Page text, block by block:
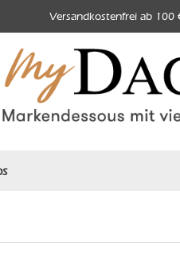
Versandkostenfrei ab